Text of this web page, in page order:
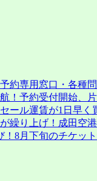
約専用窓口・各種
！予約受付開始、
ール運賃が1日早く
繰り上げ！成田空
！8月下旬のチケッ